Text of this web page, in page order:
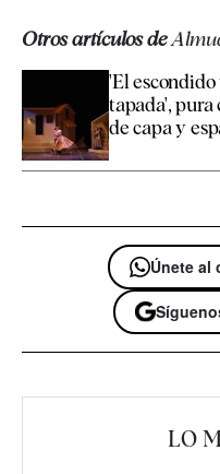
Otros artículos de
'El escondido
tapada', pura
de capa y
Únete al
LO